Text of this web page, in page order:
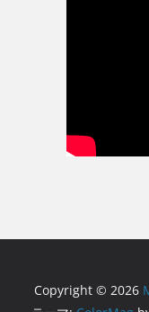
Copyright © 2026